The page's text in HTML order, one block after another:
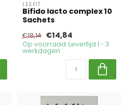
LEEFIT
Bifido lacto complex 10
Sachets
€18,14 €14,84
Op voorraad. Levertijd 1 - 3
werkdagen